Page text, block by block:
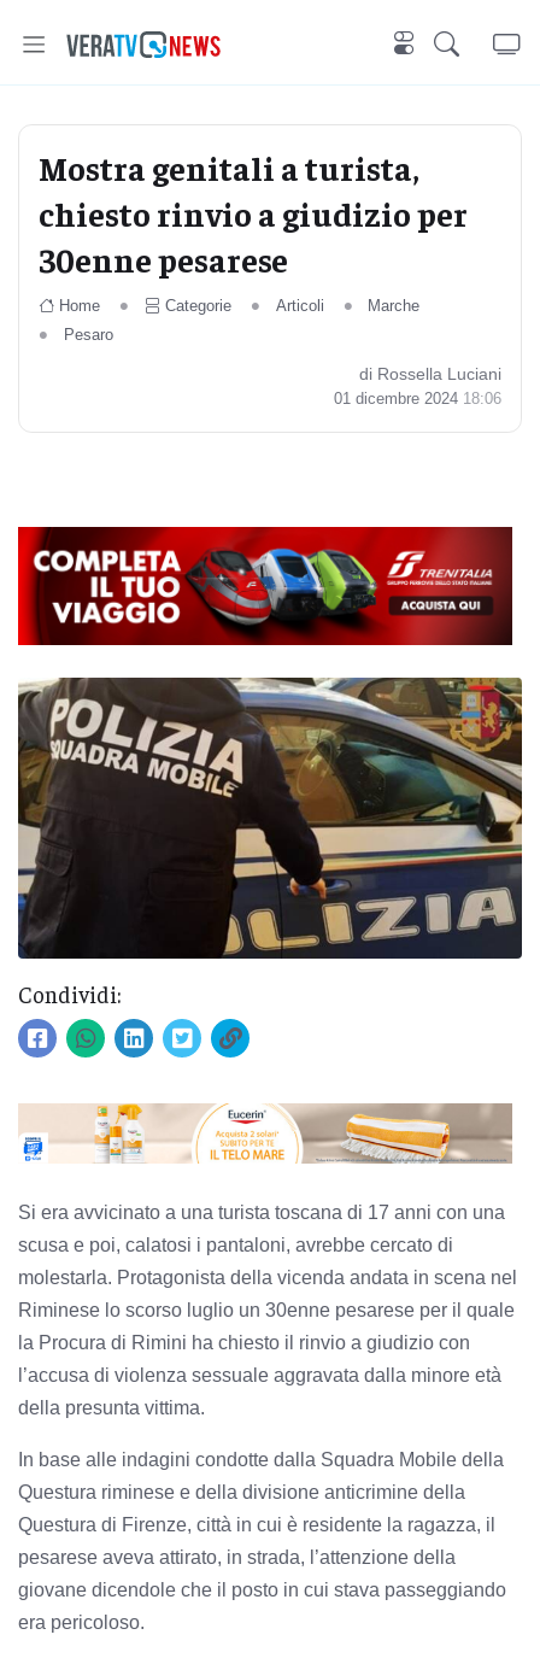
Mostra genitali a turista,
chiesto rinvio a giudizio per
30enne pesarese
Home Categorie Articoli
Marche
Pesaro
di Rossella Luciani
01 dicembre 2024 18:06
Condividi:
Si era avvicinato a una turista toscana di 17 anni con una
scusa e poi, calatosi i pantaloni, avrebbe cercato di
molestarla. Protagonista della vicenda andata in scena nel
Riminese lo scorso luglio un 30enne pesarese per il quale
la Procura di Rimini ha chiesto il rinvio a giudizio con
l’accusa di violenza sessuale aggravata dalla minore età
della presunta vittima.
In base alle indagini condotte dalla Squadra Mobile della
Questura riminese e della divisione anticrimine della
Questura di Firenze, città in cui è residente la ragazza, il
pesarese aveva attirato, in strada, l’attenzione della
giovane dicendole che il posto in cui stava passeggiando
era pericoloso.